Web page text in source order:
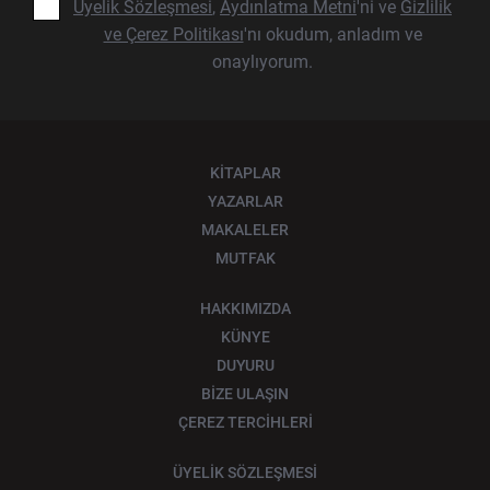
Üyelik Sözleşmesi, Aydınlatma Metni'ni ve Gizlilik
ve Çerez Politikası'nı okudum, anladım ve
onaylıyorum.
KİTAPLAR
YAZARLAR
MAKALELER
MUTFAK
HAKKIMIZDA
KÜNYE
DUYURU
BİZE ULAŞIN
ÇEREZ TERCİHLERİ
ÜYELİK SÖZLEŞMESİ